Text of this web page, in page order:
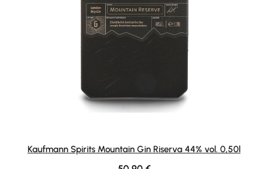
Kaufmann Spirits Mountain Gin Riserva 44% vol. 0,50l